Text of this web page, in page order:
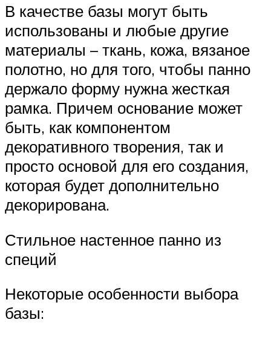
В качестве базы могут быть
использованы и любые другие
материалы – ткань, кожа, вязаное
полотно, но для того, чтобы панно
держало форму нужна жесткая
рамка. Причем основание может
быть, как компонентом
декоративного творения, так и
просто основой для его создания,
которая будет дополнительно
декорирована.
Стильное настенное панно из
специй
Некоторые особенности выбора
базы: